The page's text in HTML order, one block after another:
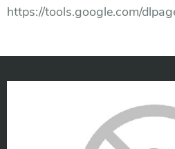
https://tools.google.com/